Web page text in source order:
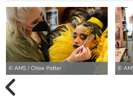
© AMS / Chloe Potter ©